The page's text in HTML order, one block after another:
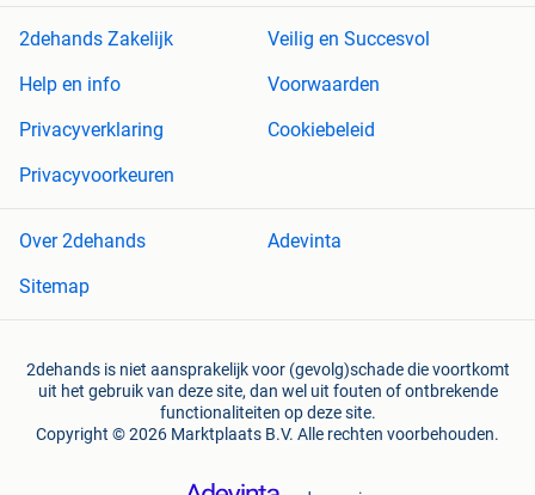
2dehands Zakelijk
Veilig en Succesvol
Help en info
Voorwaarden
Privacyverklaring
Cookiebeleid
Privacyvoorkeuren
Over 2dehands
Adevinta
Sitemap
2dehands is niet aansprakelijk voor (gevolg)schade die voortkomt
uit het gebruik van deze site, dan wel uit fouten of ontbrekende
functionaliteiten op deze site.
Copyright © 2026 Marktplaats B.V. Alle rechten voorbehouden.